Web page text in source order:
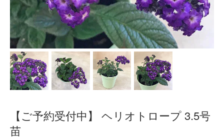
【ご予約受付中】 ヘリオトロープ 3.5号
苗